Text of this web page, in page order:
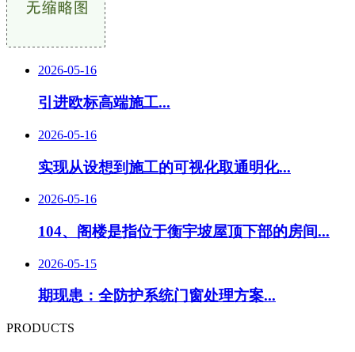
2026-05-16
引进欧标高端施工...
2026-05-16
实现从设想到施工的可视化取通明化...
2026-05-16
104、阁楼是指位于衡宇坡屋顶下部的房间...
2026-05-15
期现患：全防护系统门窗处理方案...
PRODUCTS